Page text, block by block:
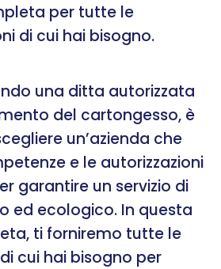
per tutte le
di cui hai bisogno.
una ditta autorizzata
del cartongesso, è
un’azienda che
e le autorizzazioni
garantire un servizio di
ed ecologico. In questa
ti forniremo tutte le
cui hai bisogno per